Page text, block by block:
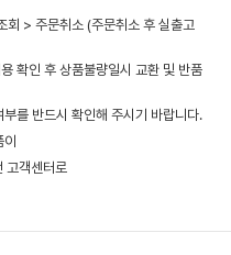
회 > 주문취소 (주문취소 후 실출고
확인 후 상품불량일시 교환 및 반품
를 반드시 확인해 주시기 바랍니다.
고객센터로